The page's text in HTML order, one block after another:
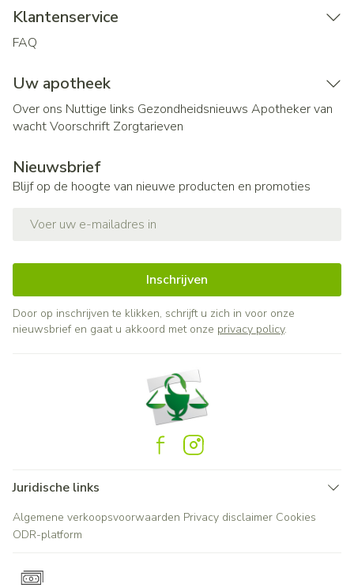
Klantenservice
FAQ
Uw apotheek
Over ons Nuttige links Gezondheidsnieuws Apotheker van
wachtVoorschrift Zorgtarieven
Nieuwsbrief
Blijf op de hoogte van nieuwe producten en promoties
Inschrijven
Door op inschrijven te klikken, schrijft u zich in voor onze
nieuwsbrief en gaat u akkoord met onze privacy policy.
Juridische links
Algemene verkoopsvoorwaarden Privacy disclaimer Cookies
ODR-platform